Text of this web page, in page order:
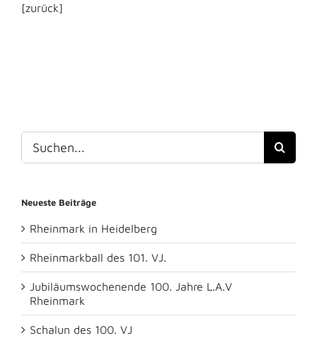
[zurück]
Suche
nach:
Neueste Beiträge
Rheinmark in Heidelberg
Rheinmarkball des 101. VJ.
Jubiläumswochenende 100. Jahre L.A.V
Rheinmark
Schalun des 100. VJ